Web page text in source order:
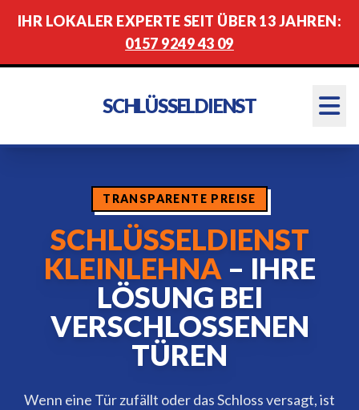
IHR LOKALER EXPERTE SEIT ÜBER 13 JAHREN:
0157 9249 43 09
SCHLÜSSELDIENST
TRANSPARENTE PREISE
SCHLÜSSELDIENST
KLEINLEHNA – IHRE
LÖSUNG BEI
VERSCHLOSSENEN
TÜREN
Wenn eine Tür zufällt oder das Schloss versagt, ist